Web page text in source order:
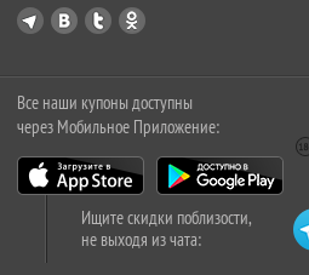
Все наши купоны доступны
через Мобильное Приложение:
Ищите скидки поблизости,
не выходя из чата: